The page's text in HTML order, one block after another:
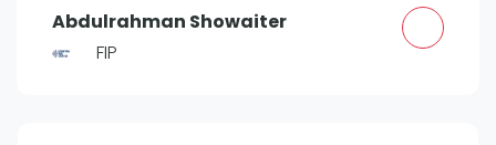
Playtomic
Abdulrahman Showaiter
FIP